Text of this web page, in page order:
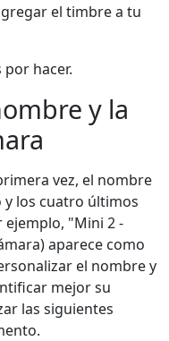
el timbre a tu
hacer.
y la
vez, el nombre
los cuatro últimos
"Mini 2 -
aparece como
el nombre y
mejor su
las siguientes